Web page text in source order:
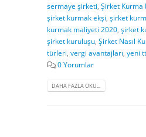
sermaye şirketi Şirket Kurma
şirket kurmak ekşi şirket
kurmak maliyeti 2020 şirket
şirket kuruluşu Şirket Nasıl
türleri vergi avantajları yeni
0 Yorumlar
DAHA FAZLA OKU...